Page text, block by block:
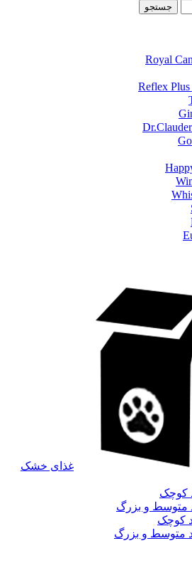
جستجو
غذای خشک
کوچک
متوسط و بزرگ
کوچک
متوسط و بزرگ